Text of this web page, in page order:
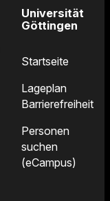
Universität
Göttingen
Startseite
Lageplan
Barrierefreiheit
Personen
suchen
(eCampus)